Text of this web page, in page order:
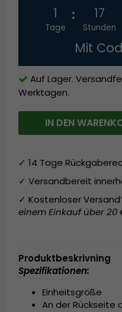
1
Tage
17
Stunden
Mit
Auf Lager.
Werktagen.
IN DEN
✓ 14 Tage
✓ Versandbereit
✓ Kostenloser
einem Einkauf über 20
Produktbeskrivning
Spezifikationen:
Einheitsgröße
An der Rückseite